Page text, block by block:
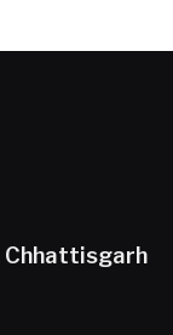
Chhattisgarh